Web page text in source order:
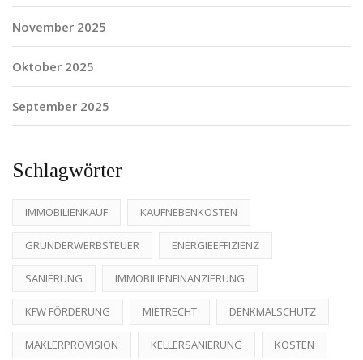
November 2025
Oktober 2025
September 2025
Schlagwörter
IMMOBILIENKAUF KAUFNEBENKOSTEN
GRUNDERWERBSTEUER ENERGIEEFFIZIENZ
SANIERUNG IMMOBILIENFINANZIERUNG
KFW FÖRDERUNG MIETRECHT DENKMALSCHUTZ
MAKLERPROVISION KELLERSANIERUNG KOSTEN